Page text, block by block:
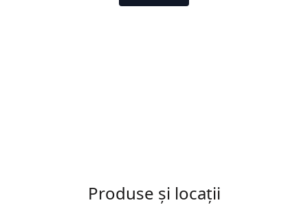
Produse și locații